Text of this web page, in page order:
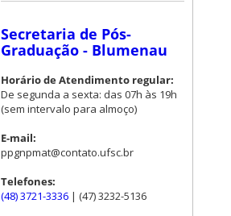
Secretaria de Pós-
Graduação - Blumenau
Horário de Atendimento regular:
De segunda a sexta: das 07h às 19h
(sem intervalo para almoço)
E-mail:
ppgnpmat@contato.ufsc.br
Telefones:
(48) 3721-3336 | (47) 3232-5136